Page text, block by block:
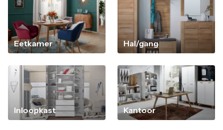
Eetkamer Hal/gang
Inloopkast Kantoor